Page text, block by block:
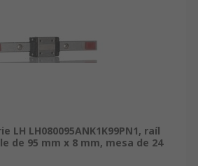
LH LH080095ANK1K99PN1, raíl
de 95 mm x 8 mm, mesa de 24